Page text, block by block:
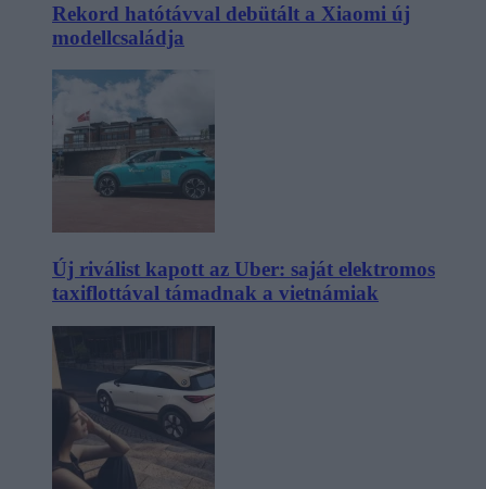
Rekord hatótávval debütált a Xiaomi új
modellcsaládja
Új riválist kapott az Uber: saját elektromos
taxiflottával támadnak a vietnámiak